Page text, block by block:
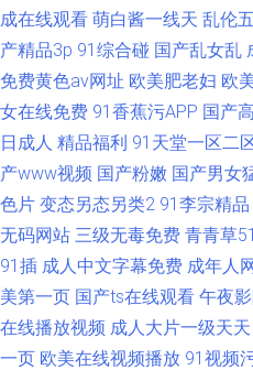
成在线观看 萌白酱一线天 乱伦
产精品3p 91综合碰 国产乱女乱
免费黄色av网址 欧美肥老妇 欧
女在线免费 91香蕉污APP 国产
日成人 精品福利 91天堂一区二
产www视频 国产粉嫩 国产男女
色片 变态另态另类2 91李宗精品
无码网站 三级无毒免费 青青草51
91插 成人中文字幕免费 成年人
美第一页 国产ts在线观看 午夜
在线播放视频 成人大片一级天天
一页 欧美在线视频播放 91视频